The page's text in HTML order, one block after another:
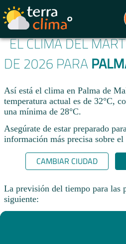
EL CLIMA DEL
DE 2026 PARA
Así está el clima en Palma de
temperatura actual es de 32°C,
una mínima de 28°C.
Asegúrate de estar preparado
información más precisa sobre
CAMBIAR CIUDAD
La previsión del tiempo para las
siguiente: